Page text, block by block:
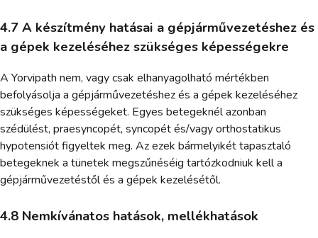
4.7 A készítmény hatásai a gépjárművezetéshez és
a gépek kezeléséhez szükséges képességekre
A Yorvipath nem, vagy csak elhanyagolható mértékben
befolyásolja a gépjárművezetéshez és a gépek kezeléséhez
szükséges képességeket. Egyes betegeknél azonban
szédülést, praesyncopét, syncopét és/vagy orthostatikus
hypotensiót figyeltek meg. Az ezek bármelyikét tapasztaló
betegeknek a tünetek megszűnéséig tartózkodniuk kell a
gépjárművezetéstől és a gépek kezelésétől.
4.8 Nemkívánatos hatások, mellékhatások